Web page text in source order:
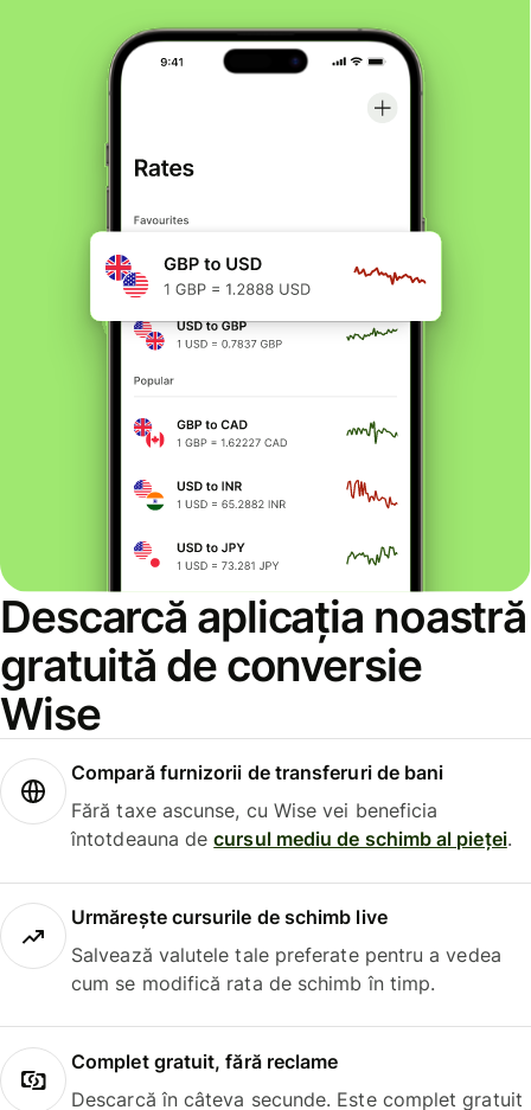
Descarcă aplicația noastră
gratuită de conversie
Wise
Compară furnizorii de transferuri de bani
Fără taxe ascunse, cu Wise vei beneficia
întotdeauna decursul mediu de schimb al pieței.
Urmărește cursurile de schimb live
Salvează valutele tale preferate pentru a vedea
cum se modifică rata de schimb în timp.
Complet gratuit, fără reclame
Descarcă în câteva secunde. Este complet gratuit